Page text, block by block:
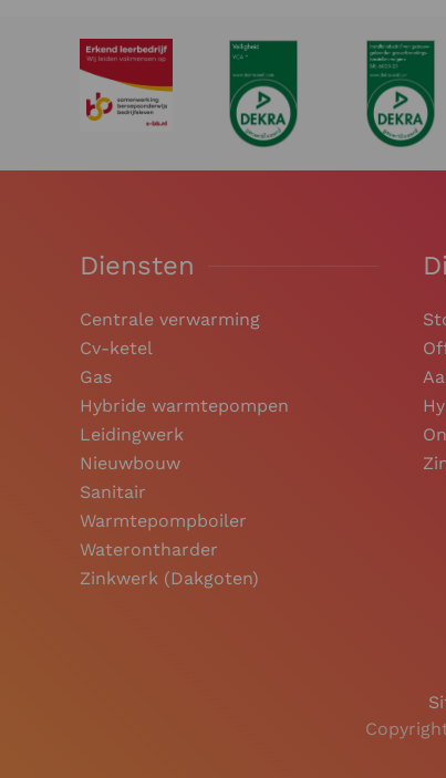
Diensten
Centrale verwarming
Cv-ketel
Gas
Hybride warmtepompen
Leidingwerk
Nieuwbouw
Sanitair
Warmtepompboiler
Waterontharder
Zinkwerk (Dakgoten)